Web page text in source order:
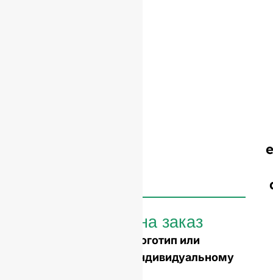
Бутылки на заказ
Вам нужно выбить логотип или
сделать форму по индивидуальному